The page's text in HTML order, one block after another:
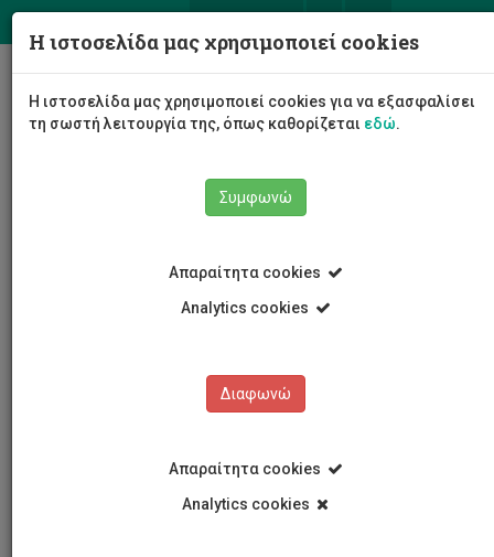
Η ιστοσελίδα μας χρησιμοποιεί cookies
Η ιστοσελίδα μας χρησιμοποιεί cookies για να εξασφαλίσει
τη σωστή λειτουργία της, όπως καθορίζεται εδώ.
Συμφωνώ
Απαραίτητα cookies
Analytics cookies
Διαφωνώ
Απαραίτητα cookies
Analytics cookies